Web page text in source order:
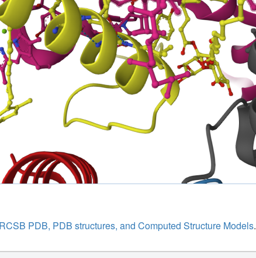
PDB, PDB structures, and Computed Structure Models.